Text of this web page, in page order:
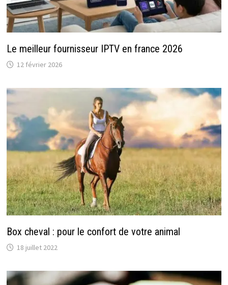
Le meilleur fournisseur IPTV en france 2026
12 février 2026
Box cheval : pour le confort de votre animal
18 juillet 2022